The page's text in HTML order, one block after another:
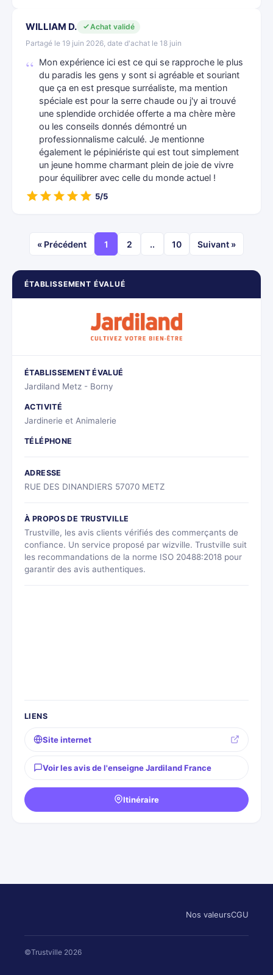
ÉTABLISSEMENT ÉVALUÉ
ÉTABLISSEMENT ÉVALUÉ
Jardiland Metz - Borny
ACTIVITÉ
Jardinerie et Animalerie
TÉLÉPHONE
ADRESSE
RUE DES DINANDIERS 57070 METZ
À PROPOS DE TRUSTVILLE
Trustville, les avis clients vérifiés des commerçants de
confiance. Un service proposé par wizville. Trustville suit
les recommandations de la norme ISO 20488:2018 pour
garantir des avis authentiques.
LIENS
Site internet
Voir les avis de l'enseigne Jardiland France
Itinéraire
WILLIAM D.
Achat validé
Partagé le 19 juin 2026, date d'achat le 18 juin
Mon expérience ici est ce qui se rapproche le plus
du paradis les gens y sont si agréable et souriant
que ça en est presque surréaliste, ma mention
spéciale est pour la serre chaude ou j'y ai trouvé
une splendide orchidée offerte a ma chère mère
ou les conseils donnés démontré un
professionnalisme calculé. Je mentionne
également le pépiniériste qui est tout simplement
un jeune homme charmant plein de joie de vivre
pour équilibrer avec celle du monde actuel !
5/5
« Précédent 1 2 .. 10 Suivant »
Nos valeursCGU
©Trustville 2026